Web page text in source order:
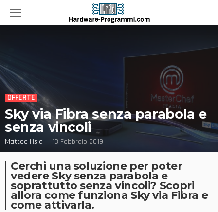
OFFERTE
Sky via Fibra senza parabola e
senza vincoli
Matteo Hsia 13 Febbraio 2019
Cerchi una soluzione per poter
vedere Sky senza parabola e
soprattutto senza vincoli? Scopri
allora come funziona Sky via Fibra e
come attivarla.